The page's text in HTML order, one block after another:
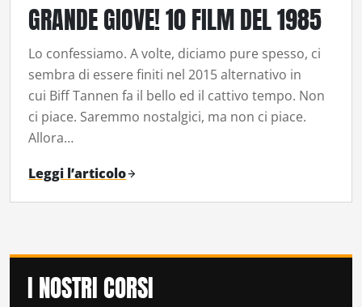
GRANDE GIOVE! 10 FILM DEL 1985
Lo confessiamo. A volte, diciamo pure spesso, ci
sembra di essere finiti nel 2015 alternativo in
cui Biff Tannen fa il bello ed il cattivo tempo. Non
ci piace. Saremmo nostalgici, ma non ci piace.
Allora…
Leggi l’articolo
I NOSTRI CORSI